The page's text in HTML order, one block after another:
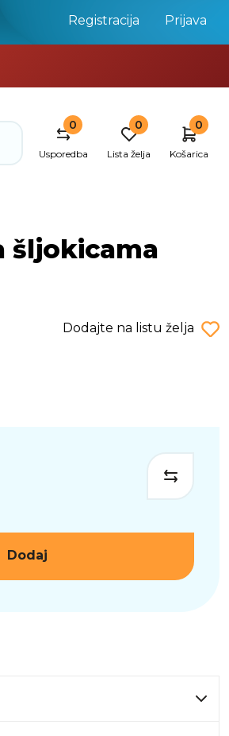
Registracija Prijava
0
Usporedba
0
Lista želja
0
Košarica
šljokicama
Dodajte na listu želja
Dodaj